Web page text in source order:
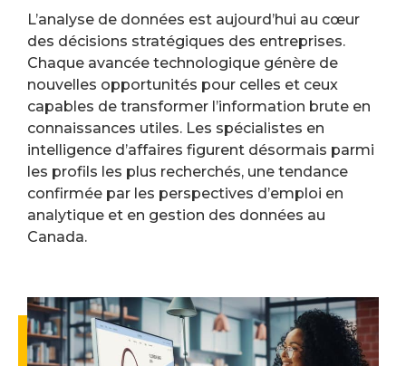
L’analyse de données est aujourd’hui au cœur
des décisions stratégiques des entreprises.
Chaque avancée technologique génère de
nouvelles opportunités pour celles et ceux
capables de transformer l’information brute en
connaissances utiles. Les spécialistes en
intelligence d’affaires figurent désormais parmi
les profils les plus recherchés, une tendance
confirmée par les perspectives d’emploi en
analytique et en gestion des données au
Canada.